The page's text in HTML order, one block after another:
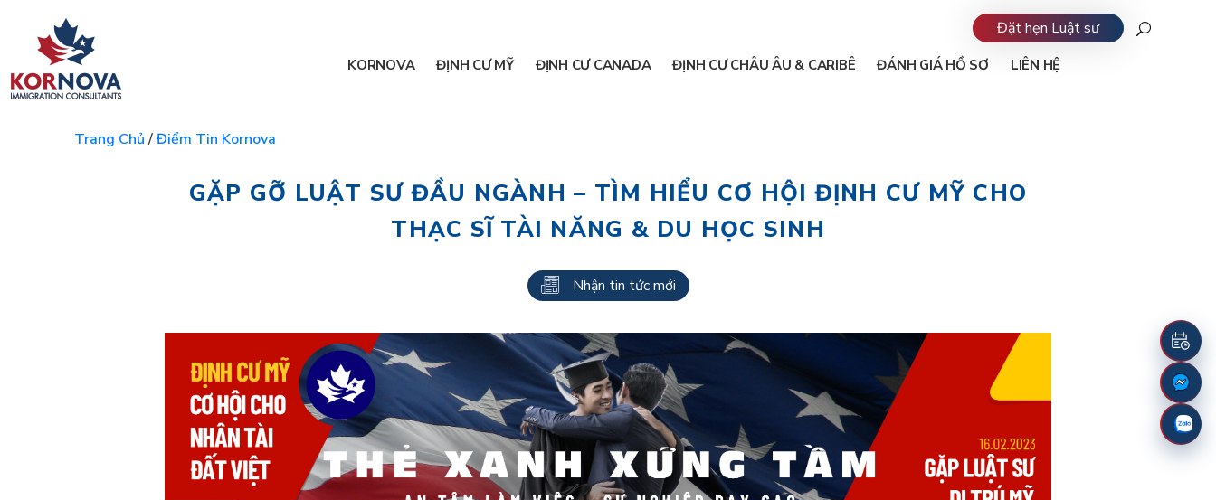
KORNOVA ĐỊNH CƯ MỸ ĐỊNH CƯ CANADA ĐỊNH CƯ CHÂU ÂU & CARIBÊ ĐÁNH GIÁ HỒ SƠ LIÊN HỆ
Đặt hẹn Luật sư
Trang Chủ/Điểm Tin Kornova
GẶP GỠ LUẬT SƯ ĐẦU NGÀNH – TÌM HIỂU CƠ HỘI ĐỊNH CƯ MỸ CHO
THẠC SĨ TÀI NĂNG & DU HỌC SINH
Nhận tin tức mới